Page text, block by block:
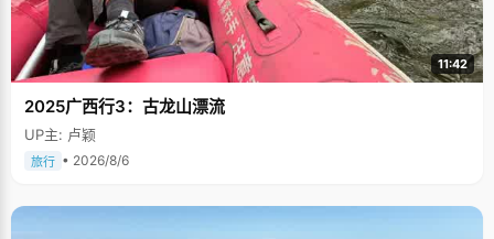
11:42
2025广西行3：古龙山漂流
UP主: 卢颖
旅行 • 2026/8/6